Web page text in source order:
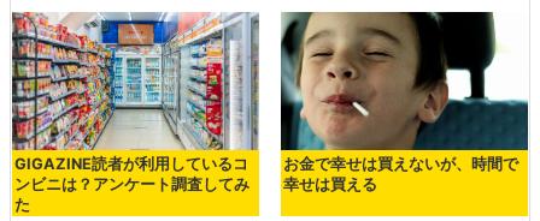
GIGAZINE読者が利用しているコ
ンビニは？アンケート調査してみ
た
お金で幸せは買えないが、時間で
幸せは買える